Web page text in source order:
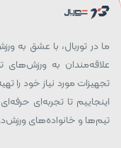
ما در توربال، با عشق به
علاقه‌مندان به ورزش‌های
تجهیزات مورد نیاز خود را
اینجاییم تا تجربه‌ای
تیم‌ها و خانواده‌های